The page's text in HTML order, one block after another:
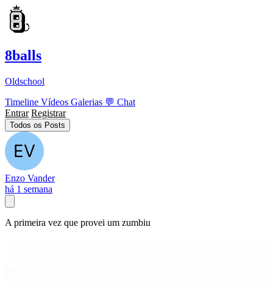
8balls
Oldschool
Timeline Vídeos Galerias 💬 Chat
Entrar Registrar
Todos os Posts
Enzo Vander
há 1 semana
A primeira vez que provei um zumbiu